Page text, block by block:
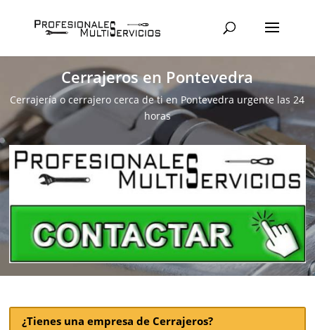
Cerrajeros en Pontevedra
Cerrajería o cerrajero cerca de ti en Pontevedra urgente las 24
horas
¿Tienes una empresa de Cerrajeros?